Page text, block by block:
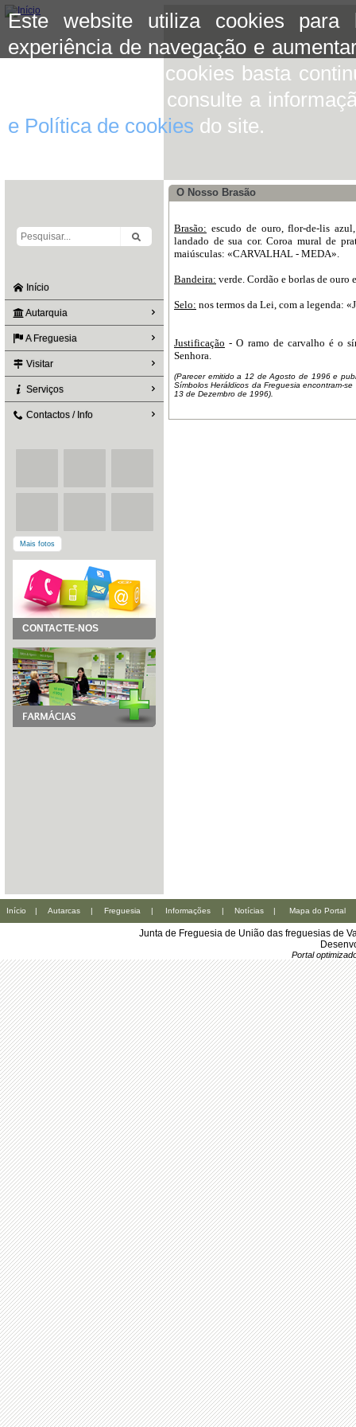
Este website utiliza cookies para
experiência de navegação e
aceitar o uso de cookies basta
mais informação consulte a
e Política de cookies do site.
Início
Autarquia
A Freguesia
Visitar
Serviços
Contactos / Info
Mais fotos
CONTACTE-NOS
O Nosso Brasão
Brasão: escudo de ouro, flor-de-lis
landado de sua cor. Coroa mural de
maiúsculas: «CARVALHAL - MEDA».
Bandeira: verde. Cordão e borlas de ouro
Selo: nos termos da Lei, com a legenda:
Justificação - O ramo de carvalho é o
Senhora.
(Parecer emitido a 12 de Agosto de 1996 e
Símbolos Heráldicos da Freguesia encontram-
13 de Dezembro de 1996).
Início | Autarcas | Freguesia | Informações | Notícias | Mapa do Portal
Junta de Freguesia de União das freguesias de
Portal